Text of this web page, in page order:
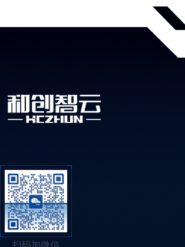
扫码加微信